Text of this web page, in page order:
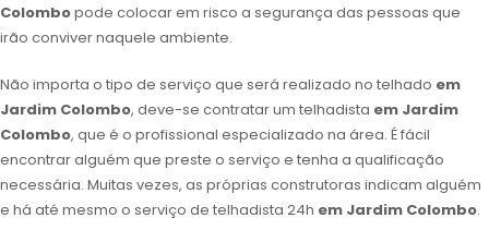
Colombopode colocar em risco a segurança das pessoas que
irão conviver naquele ambiente.
Não importa o tipo de serviço que será realizado no telhado em
Jardim Colombo, deve-se contratar um telhadista em Jardim
Colombo, que é o profissional especializado na área. É fácil
encontrar alguém que preste o serviço e tenha a qualificação
necessária. Muitas vezes, as próprias construtoras indicam alguém
e há até mesmo o serviço de telhadista 24h em Jardim Colombo.